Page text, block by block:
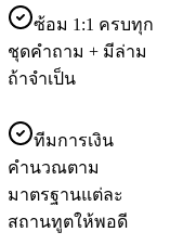
ซ้อม 1:1 ครบทุก
ชุดคำถาม + มีล่าม
ถ้าจำเป็น
ทีมการเงิน
คำนวณตาม
มาตรฐานแต่ละ
สถานทูตให้พอดี